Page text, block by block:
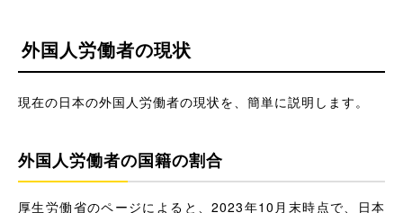
外国人労働者の現状
現在の日本の外国人労働者の現状を、簡単に説明します。
外国人労働者の国籍の割合
厚生労働省のページによると、2023年10月末時点で、日本